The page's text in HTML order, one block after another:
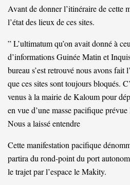
Avant de donner l’itinéraire de cette
l’état des lieux de ces sites.
” L’ultimatum qu’on avait donné à
d’informations Guinée Matin et
bureau s’est retrouvé nous avons fait
que ces sites sont toujours bloqués.
venus à la mairie de Kaloum pour
en vue d’une masse pacifique
Nous a laissé entendre
Cette manifestation pacifique
partira du rond-point du port
le trajet par l’espace le Makity.